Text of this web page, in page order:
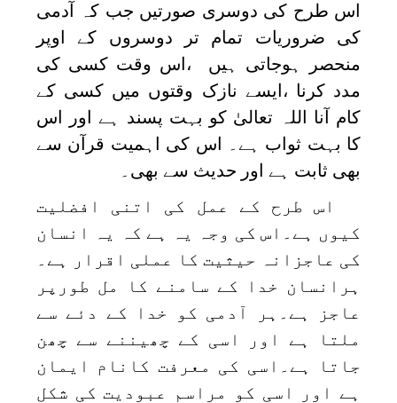
اس طرح کی دوسری صورتیں جب کہ آدمی
کی ضروریات تمام تر دوسروں کے اوپر
منحصر ہوجاتی ہیں ،اس وقت کسی کی
مدد کرنا ،ایسے نازک وقتوں میں کسی کے
کام آنا اللہ تعالیٰ کو بہت پسند ہے اور اس
کا بہت ثواب ہے۔ اس کی اہمیت قرآن سے
بھی ثابت ہے اور حدیث سے بھی۔
اس طرح کے عمل کی اتنی افضلیت
کیوں ہے۔اس کی وجہ یہ ہے کہ یہ انسان
کی عاجزانہ حیثیت کا عملی اقرار ہے۔
ہرانسان خدا کے سامنے کا مل طورپر
عاجز ہے۔ہر آدمی کو خدا کے دئے سے
ملتا ہے اور اسی کے چھیننے سے چھن
جاتا ہے۔اسی کی معرفت کانام ایمان
ہے اور اسی کو مراسم عبودیت کی شکل